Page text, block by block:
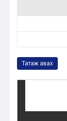
Татаж авах